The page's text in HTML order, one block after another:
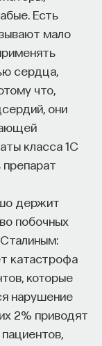
Есть
мало
сердца,
что,
они
класса 1С
держит
побочных
катастрофа
которые
нарушение
2% приводят